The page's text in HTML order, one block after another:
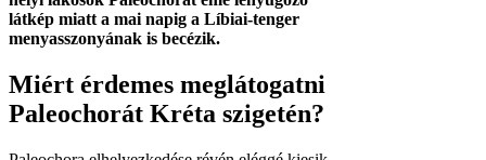
látkép miatt a mai napig a Líbiai-tenger
menyasszonyának is becézik.
Miért érdemes meglátogatni
Paleochorát Kréta szigetén?